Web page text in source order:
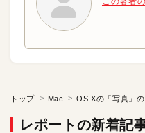
トップ Mac
レポートの新着記